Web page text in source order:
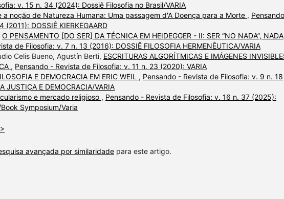
v. 15 n. 34 (2024): Dossiê Filosofia no Brasil/VARIA
a noção de Natureza Humana: Uma passagem d'A Doença para a Morte ,
DOSSIÊ KIERKEGAARD
O PENSAMENTO [DO SER] DA TÉCNICA EM HEIDEGGER - II: SER “NO NADA”, NADA
de Filosofia: v. 7 n. 13 (2016): DOSSIÊ FILOSOFIA HERMENÊUTICA/VARIA
Celis Bueno, Agustín Berti, ESCRITURAS ALGORÍTMICAS E IMÁGENES
, Pensando - Revista de Filosofia: v. 11 n. 23 (2020): VARIA
E DEMOCRACIA EM ERIC WEIL , Pensando - Revista de Filosofia: v. 9 n. 18
JUSTIÇA E DEMOCRACIA/VARIA
e mercado religioso , Pensando - Revista de Filosofia: v. 16 n. 37 (2025):
Symposium/Varia
avançada por similaridade para este artigo.